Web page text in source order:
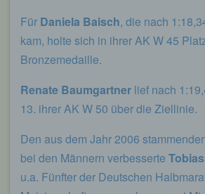
Für Daniela Baisch, die nach
kam, holte sich in ihrer AK W 45
Bronzemedaille.
Renate Baumgartner lief nach
13. ihrer AK W 50 über die Ziellinie.
Den aus dem Jahr 2006
bei den Männern verbesserte
u.a. Fünfter der Deutschen
Datum sowie die Uhrzeit der
vor dem Hintergrund, dass nur so
unserer Dienste verhindert werden
begangene Straftaten aufzuklären.
Speicherung dieser Daten zur
grundsätzlich nicht, sofern keine
Pflicht zur Weitergabe besteht
der Strafverfolgung dient.